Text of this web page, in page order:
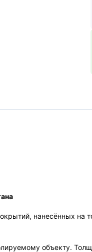
нанесённых на
объекту.